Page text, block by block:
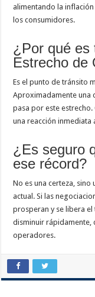
alimentando la
los consumidores.
¿Por qué es
Estrecho de
Es el punto de tránsito
Aproximadamente una
pasa por este
una reacción inmediata
¿Es seguro
ese récord?
No es una certeza,
actual. Si las
prosperan y se libera
disminuir rápidamente,
operadores.